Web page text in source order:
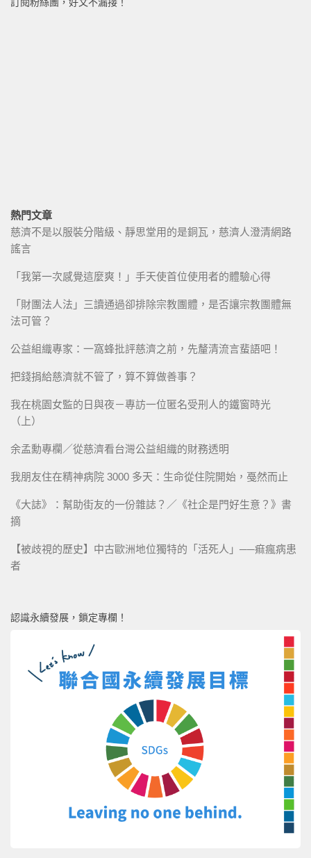
熱門文章
慈濟不是以服裝分階級、靜思堂用的是銅瓦，慈濟人澄清網路
謠言
「我第一次感覺這麼爽！」手天使首位使用者的體驗心得
「財團法人法」三讀通過卻排除宗教團體，是否讓宗教團體無
法可管？
公益組織專家：一窩蜂批評慈濟之前，先釐清流言蜚語吧！
把錢捐給慈濟就不管了，算不算做善事？
我在桃園女監的日與夜－專訪一位匿名受刑人的鐵窗時光
（上）
余孟勳專欄／從慈濟看台灣公益組織的財務透明
我朋友住在精神病院 3000 多天：生命從住院開始，戞然而止
《大誌》：幫助街友的一份雜誌？／《社企是門好生意？》書
摘
【被歧視的歷史】中古歐洲地位獨特的「活死人」──痲瘋病患
者
認識永續發展，鎖定專欄！